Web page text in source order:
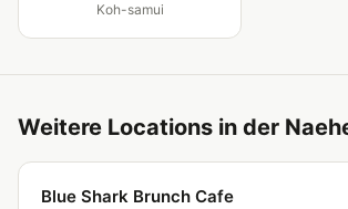
Koh-samui
Weitere Locations in der
Blue Shark Brunch Cafe